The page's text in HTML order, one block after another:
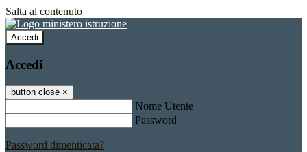
Salta al contenuto
Accedi
Accedi
button close ×
Nome Utente
Password
Password dimenticata?